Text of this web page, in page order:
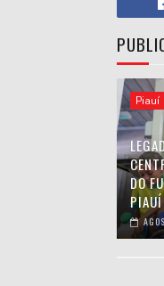
Piauí
DO
PIAUÍ